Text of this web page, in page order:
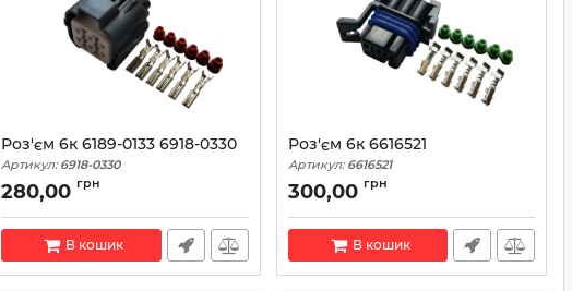
Роз'єм 6к 6189-0133 6918-0330
Артикул: 6918-0330
280,00 грн
В кошик
Роз'єм 6к 6616521
Артикул: 6616521
300,00 грн
В кошик